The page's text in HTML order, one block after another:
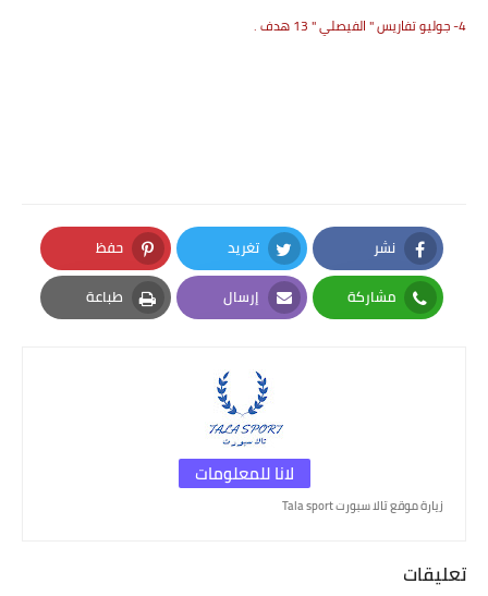
4- جوليو تفاريس " الفيصلي " 13 هدف .
نشر
Facebook
تغريد
Twitter
حفظ
Pinterest
مشاركة
Whatsapp
إرسال
Email
طباعة
Print
لانا للمعلومات
زيارة موقع تالا سبورت Tala sport
تعليقات